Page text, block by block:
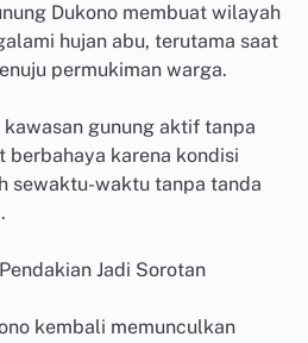
Dukono membuat wilayah
hujan abu, terutama saat
permukiman warga.
gunung aktif tanpa
berbahaya karena kondisi
sewaktu-waktu tanpa tanda
Jadi Sorotan
kembali memunculkan